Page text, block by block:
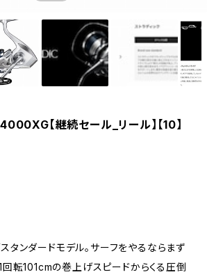
【継続セール_リール】【10】
タンダードモデル。サーフをやるならまず
回転101cmの巻上げスピードからくる圧倒